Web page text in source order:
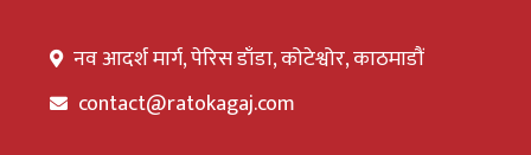
नव आदर्श मार्ग, पेरिस डाँडा, कोटेश्वोर, काठमाडौं
contact@ratokagaj.com